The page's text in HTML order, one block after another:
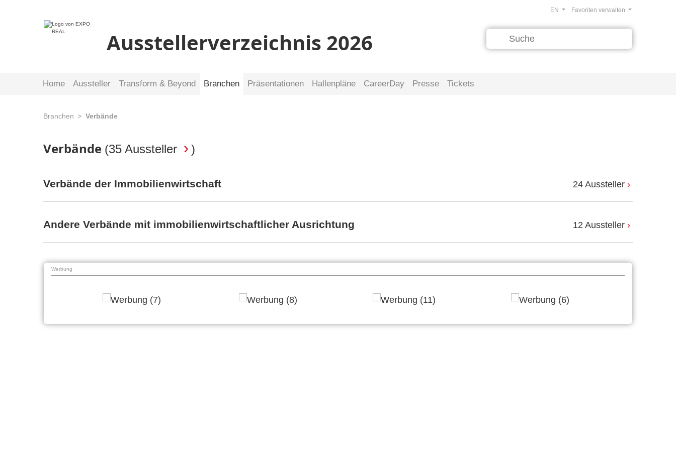
Ausstellerverzeichnis 2026
Favoriten verwalten
EN
Home Aussteller Transform & Beyond Branchen Präsentationen Hallenpläne CareerDay Presse Tickets
Branchen Verbände
Verbände (35 Aussteller )
Verbände der Immobilienwirtschaft 24 Aussteller
Andere Verbände mit immobilienwirtschaftlicher Ausrichtung 12 Aussteller
Werbung